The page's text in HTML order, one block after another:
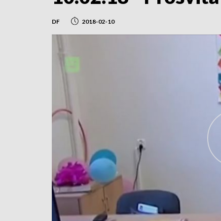
DF 2018-02-10